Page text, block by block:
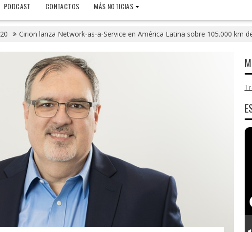
PODCAST CONTACTOS MÁS NOTICIAS
20 Cirion lanza Network-as-a-Service en América Latina sobre 105.000 km